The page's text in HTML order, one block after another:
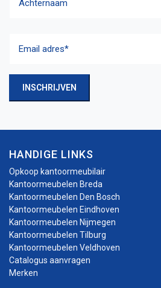
adres(Vereist)
INSCHRIJVEN
HANDIGE LINKS
Opkoop kantoormeubilair
Kantoormeubelen Breda
Kantoormeubelen Den Bosch
Kantoormeubelen Eindhoven
Kantoormeubelen Nijmegen
Kantoormeubelen Tilburg
Kantoormeubelen Veldhoven
Catalogus aanvragen
Merken